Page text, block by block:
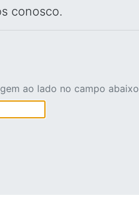
conosco.
ao lado no campo abaixo